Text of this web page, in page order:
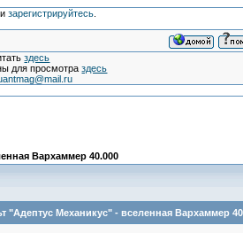
зарегистрируйтесь.
здесь
для просмотраздесь
Вархаммер 40.000
"Адептус Механикус" - вселенная Вархаммер